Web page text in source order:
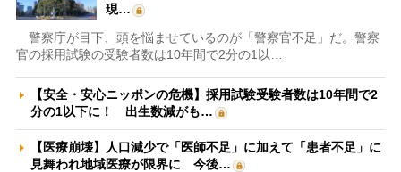
現…
警察庁が目下、頭を悩ませているのが「警察官不足」だ。警察
官の採用試験の受験者数は10年間で2分の1以…
【安全・安心ニッポンの危機】採用試験受験者数は10年間で2
分の1以下に！ 出生数減がも…
【医療崩壊】人口減少で「医師不足」に加えて「患者不足」に
見舞われ地域医療が限界に 今後…